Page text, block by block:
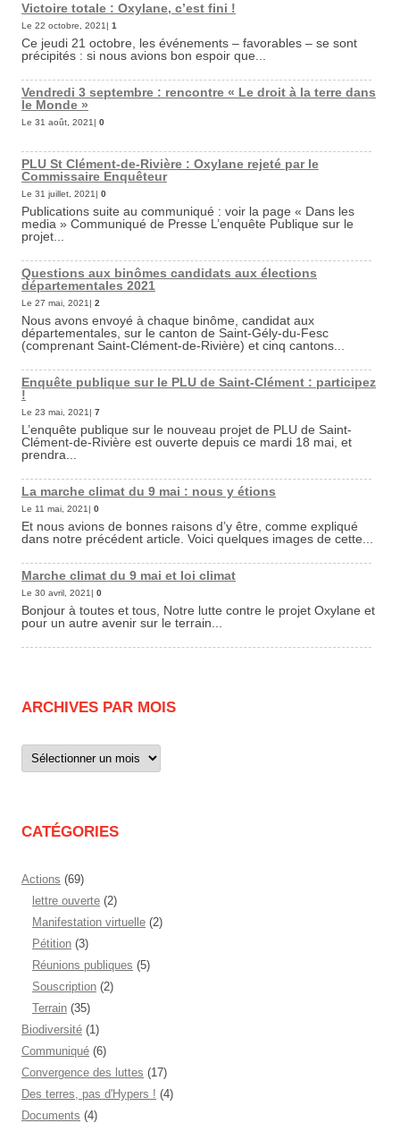
Victoire totale : Oxylane, c’est fini !
Le 22 octobre, 2021| 1
Ce jeudi 21 octobre, les événements – favorables – se sont
précipités : si nous avions bon espoir que...
Vendredi 3 septembre : rencontre « Le droit à la terre dans
le Monde »
Le 31 août, 2021| 0
PLU St Clément-de-Rivière : Oxylane rejeté par le
Commissaire Enquêteur
Le 31 juillet, 2021| 0
Publications suite au communiqué : voir la page « Dans les
media » Communiqué de Presse L’enquête Publique sur le
projet...
Questions aux binômes candidats aux élections
départementales 2021
Le 27 mai, 2021| 2
Nous avons envoyé à chaque binôme, candidat aux
départementales, sur le canton de Saint-Gély-du-Fesc
(comprenant Saint-Clément-de-Rivière) et cinq cantons...
Enquête publique sur le PLU de Saint-Clément : participez
!
Le 23 mai, 2021| 7
L’enquête publique sur le nouveau projet de PLU de Saint-
Clément-de-Rivière est ouverte depuis ce mardi 18 mai, et
prendra...
La marche climat du 9 mai : nous y étions
Le 11 mai, 2021| 0
Et nous avions de bonnes raisons d’y être, comme expliqué
dans notre précédent article. Voici quelques images de cette...
Marche climat du 9 mai et loi climat
Le 30 avril, 2021| 0
Bonjour à toutes et tous, Notre lutte contre le projet Oxylane et
pour un autre avenir sur le terrain...
ARCHIVES PAR MOIS
Archives
par
CATÉGORIES
Actions (69)
lettre ouverte (2)
Manifestation virtuelle (2)
Pétition (3)
Réunions publiques (5)
Souscription (2)
Terrain (35)
Biodiversité (1)
Communiqué (6)
Convergence des luttes (17)
Des terres, pas d'Hypers ! (4)
Documents (4)